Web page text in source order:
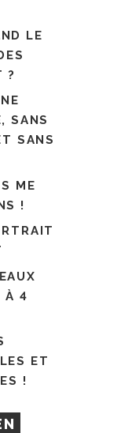
LE
?
SANS
SANS
ME
!
À 4
ET
!